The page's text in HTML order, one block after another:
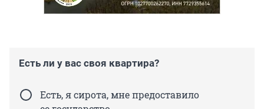
Есть ли у вас своя квартира?
Есть, я сирота, мне предоставило